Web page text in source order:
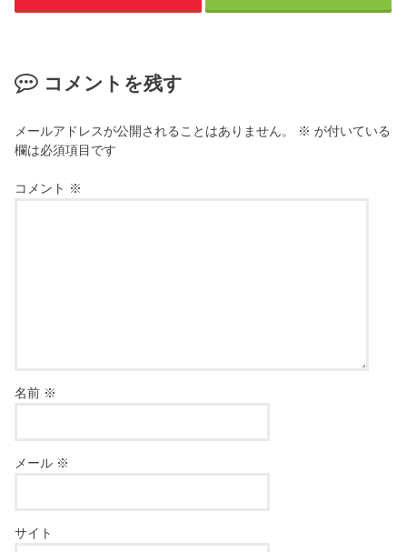
コメントを残す
メールアドレスが公開されることはありません。 ※ が付いている
欄は必須項目です
コメント ※
名前 ※
メール ※
サイト